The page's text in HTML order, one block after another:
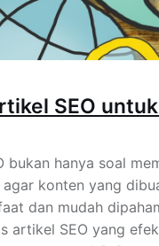
SEO
bukan hanya soal
konten yang
dan mudah
artikel SEO yang